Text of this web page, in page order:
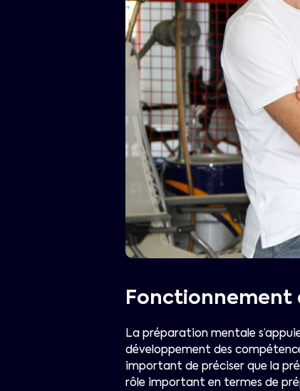
Fonctionnement
La préparation mentale
développement des
important de préciser que la
rôle important en termes de